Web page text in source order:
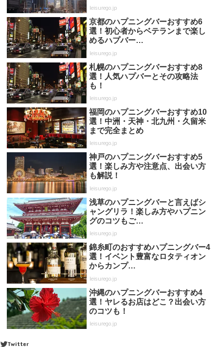
leisurego.jp
京都のハプニングバーおすすめ6
選！初心者からベテランまで楽し
めるハプバー…
leisurego.jp
札幌のハプニングバーおすすめ8
選！人気ハプバーとその攻略法
も！
leisurego.jp
福岡のハプニングバーおすすめ10
選！中洲・天神・北九州・久留米
まで完全まとめ
leisurego.jp
神戸のハプニングバーおすすめ5
選！楽しみ方や注意点、出会い方
も解説！
leisurego.jp
浅草のハプニングバーと言えばシ
ャングリラ！楽しみ方やハプニン
グのコツもご…
leisurego.jp
錦糸町のおすすめハプニングバー4
選！イベント豊富なロタティオン
からカンプ…
leisurego.jp
沖縄のハプニングバーおすすめ4
選！ヤレるお店はどこ？出会い方
のコツも！
leisurego.jp
Twitter